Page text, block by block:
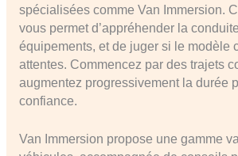
spécialisées comme Van Immersion.
vous permet d’appréhender la
équipements, et de juger si le modèle
attentes. Commencez par des trajets
augmentez progressivement la durée
confiance.
Van Immersion propose une gamme